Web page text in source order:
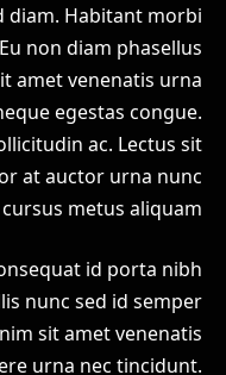
diam. Habitant morbi
non diam phasellus
amet venenatis urna
egestas congue.
ac. Lectus sit
at auctor urna nunc
metus aliquam.
id porta nibh
nunc sed id semper
sit amet venenatis
urna nec tincidunt.